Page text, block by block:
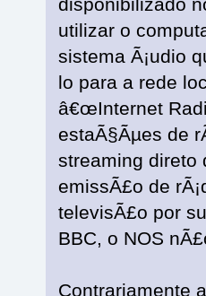
utilizar o
sistema Ã¡udio
lo para a rede
â€œInternet
estaÃ§Ãµes de
streaming direto
emissÃ£o de
televisÃ£o por
BBC, o NOS
Contrariamente